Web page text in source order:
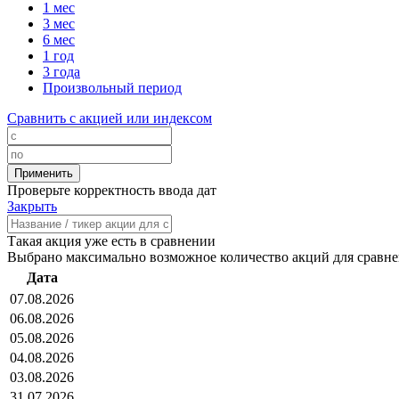
1 мес
3 мес
6 мес
1 год
3 года
Произвольный период
Сравнить с акцией или индексом
Проверьте корректность ввода дат
Закрыть
Такая акция уже есть в сравнении
Выбрано максимально возможное количество акций для
Дата
07.08.2026
06.08.2026
05.08.2026
04.08.2026
03.08.2026